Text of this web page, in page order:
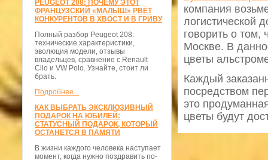
PEUGEOT 208: ПОЧЕМУ ЭТОТ
ФРАНЦУЗСКИЙ «МАЛЫШ» РВЁТ
КОНКУРЕНТОВ В ХВОСТ И В ГРИВУ
Полный разбор Peugeot 208:
технические характеристики,
эволюция модели, отзывы
владельцев, сравнение с Renault
Clio и VW Polo. Узнайте, стоит ли
брать.
Подробнее...
КАК ВЫБРАТЬ ЭКСКЛЮЗИВНЫЙ
ПОДАРОК НА ЮБИЛЕЙ:
СТАТУСНЫЙ ПОДАРОК, КОТОРЫЙ
ОСТАНЕТСЯ В ПАМЯТИ
В жизни каждого человека наступает
момент, когда нужно поздравить по-
компания
логистической
говорить о том,
Москве. В
цветы
Каждый
посредством
это
цветы будут